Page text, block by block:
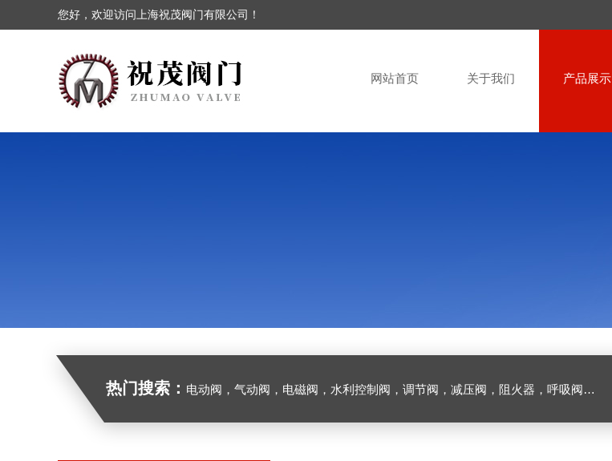
您好，欢迎访问上海祝茂阀门有限公司！
网站首页 关于我们 产品展示
热门搜索： 电动阀，气动阀，电磁阀，水利控制阀，调节阀，减压阀，阻火器，呼吸阀，排气阀